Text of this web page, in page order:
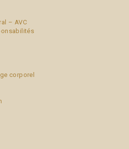
– AVC
corporel